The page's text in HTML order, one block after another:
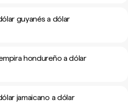
guyanés a dólar
hondureño a dólar
jamaicano a dólar